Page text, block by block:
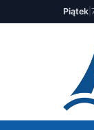
Piątek